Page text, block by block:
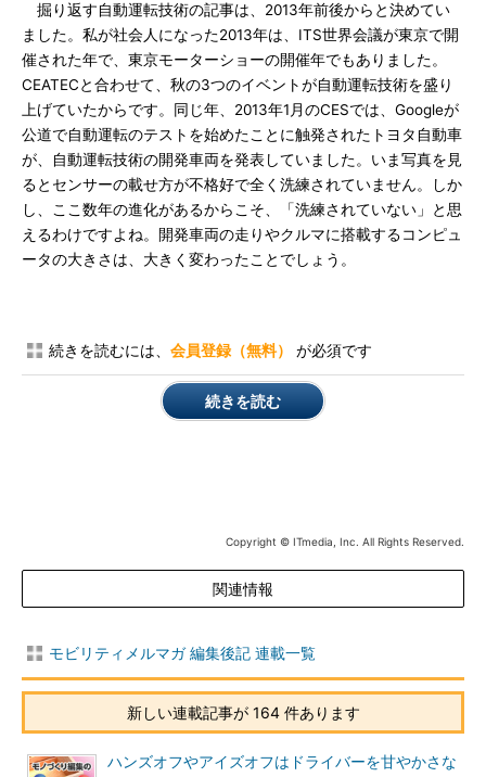
掘り返す自動運転技術の記事は、2013年前後からと決めてい
ました。私が社会人になった2013年は、ITS世界会議が東京で開
催された年で、東京モーターショーの開催年でもありました。
CEATECと合わせて、秋の3つのイベントが自動運転技術を盛り
上げていたからです。同じ年、2013年1月のCESでは、Googleが
公道で自動運転のテストを始めたことに触発されたトヨタ自動車
が、自動運転技術の開発車両を発表していました。いま写真を見
るとセンサーの載せ方が不格好で全く洗練されていません。しか
し、ここ数年の進化があるからこそ、「洗練されていない」と思
えるわけですよね。開発車両の走りやクルマに搭載するコンピュ
ータの大きさは、大きく変わったことでしょう。
続きを読むには、 会員登録（無料） が必須です
続きを読む
Copyright © ITmedia, Inc. All Rights Reserved.
関連情報
モビリティメルマガ 編集後記 連載一覧
新しい連載記事が 164 件あります
ハンズオフやアイズオフはドライバーを甘やかさな